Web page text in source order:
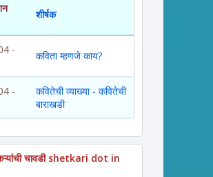
पाठवायचे असल्यास कृपया साईटचा पत्ता इतरांना
* ललीत लेख * कथा *
शीर्षक
-
कविता म्हणजे काय?
-
कवितेची व्याख्या - कवितेची
बाराखडी
चावडी shetkari dot in